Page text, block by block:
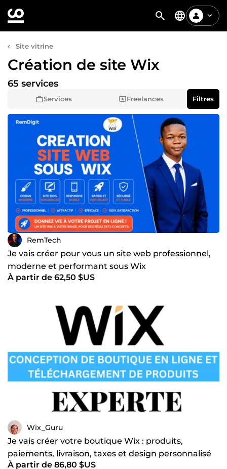
Site vitrine
Création de site Wix
Services Freelances
65 services
Filtres
RemTech
Je vais créer pour vous un site web professionnel,
moderne et performant sous Wix
À partir de 62,50 $US
Wix_Guru
Je vais créer votre boutique Wix : produits,
paiements, livraison, taxes et design personnalisé
À partir de 86,80 $US